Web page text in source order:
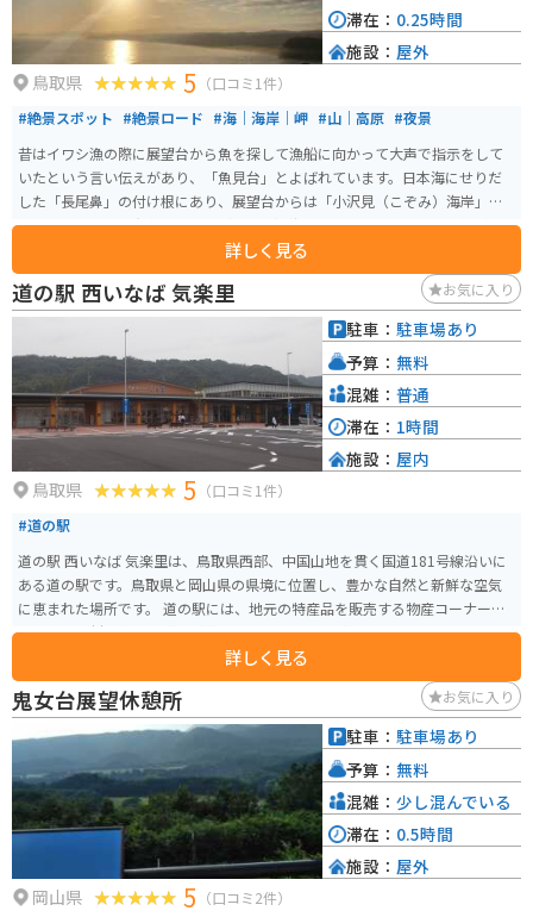
鳥取県 5 （口コミ1件）
#絶景スポット #絶景ロード #海｜海岸｜岬 #山｜高原 #夜景
昔はイワシ漁の際に展望台から魚を探して漁船に向かって大声で指示をして
いたという言い伝えがあり、「魚見台」とよばれています。日本海にせりだ
した「長尾鼻」の付け根にあり、展望台からは「小沢見（こぞみ）海岸」や
恋人の聖地として有名な「白兎（はくと）海岸」を一望できます。天気が良
い日には鳥取空港や鳥取砂丘、中国山地の山々も見ることができる絶景スポ
ット。 夕方には日本海に沈む夕陽が海面をオレンジ色に照らし、美しい景色
が広がります。夜には鳥取市街地の夜景や遠くに見えるイカ漁の漁火（いさ
りび）が美しく輝き、知る人ぞ知る穴場の夜景スポットとなっています。
詳しく見る
滞在： 0.25時間
施設： 屋外
道の駅 西いなば 気楽里 お気に入り
鳥取県 5 （口コミ1件）
#道の駅
道の駅 西いなば 気楽里は、鳥取県西部、中国山地を貫く国道181号線沿いに
ある道の駅です。鳥取県と岡山県の県境に位置し、豊かな自然と新鮮な空気
に恵まれた場所です。 道の駅には、地元の特産品を販売する物産コーナー
や、地元食材を使った料理が楽しめるレストランがあります。物産コーナー
では、鳥取県産の新鮮な野菜や果物、地元産の猪肉や鹿肉を使ったジビエ料
理、西いなばの特産品である「豆腐ちくわ」などが人気です。レストランで
は、鳥取県産の食材を使った定食や麺類、丼物などが味わえます。 また、道
の駅 西いなば 気楽里は、バイクツーリングの拠点としても人気があります。
道の駅には、バイクスタンドや休憩スペースが完備されているほか、周辺に
は、中国山地のワインディングロードや、絶景スポットがたくさんありま
す。ツーリングの休憩に、ぜひお立ち寄りください。 周辺には、鳥取県の名
峰・大山や、日本最大級の花崗岩ドームとして知られる「鬼の舌震」などの
観光スポットがあります。道の駅で情報収集をしてから、観光に出かけるの
もおすすめです。
詳しく見る
駐車： 駐車場あり
予算： 無料
混雑： 普通
滞在： 1時間
施設： 屋内
鬼女台展望休憩所 お気に入り
岡山県 5 （口コミ2件）
駐車： 駐車場あり
予算： 無料
混雑： 少し混んでいる
滞在： 0.5時間
施設： 屋外